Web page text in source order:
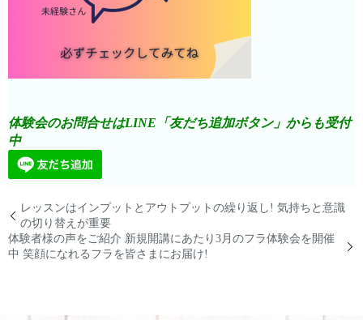
体験会のお問合せはLINE「友だち追加ボタン」からも受付
中
レッスンはインプットとアウトプットの繰り返し! 気持ちと意識
の切り替えが重要
体験者様の声をご紹介 新規開講にあたり3月のフラ体験会を開催
中 笑顔になれるフラを皆さまにお届け!